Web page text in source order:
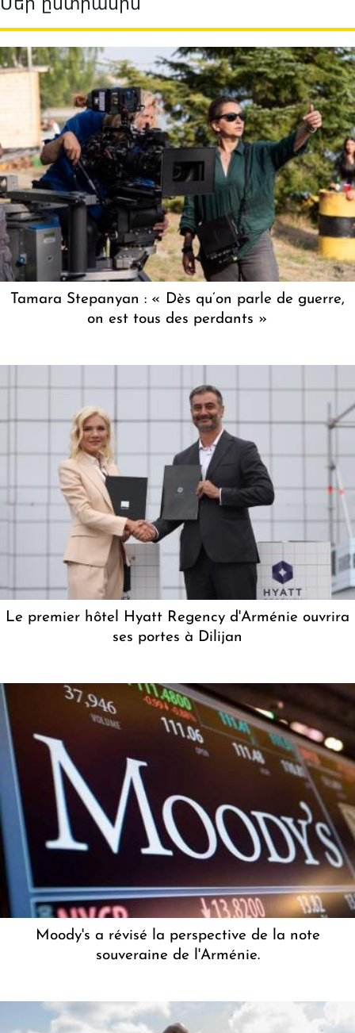
Մեր ընտրանին
Tamara Stepanyan : « Dès qu’on parle de guerre,
on est tous des perdants »
Le premier hôtel Hyatt Regency d'Arménie ouvrira
ses portes à Dilijan
Moody's a révisé la perspective de la note
souveraine de l'Arménie.